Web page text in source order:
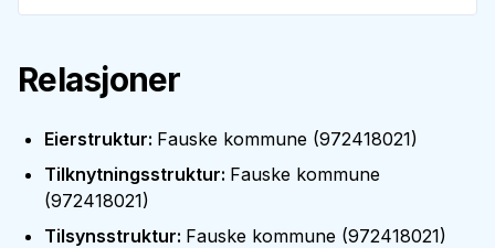
Relasjoner
Eierstruktur: Fauske kommune (972418021)
Tilknytningsstruktur: Fauske kommune
(972418021)
Tilsynsstruktur: Fauske kommune (972418021)